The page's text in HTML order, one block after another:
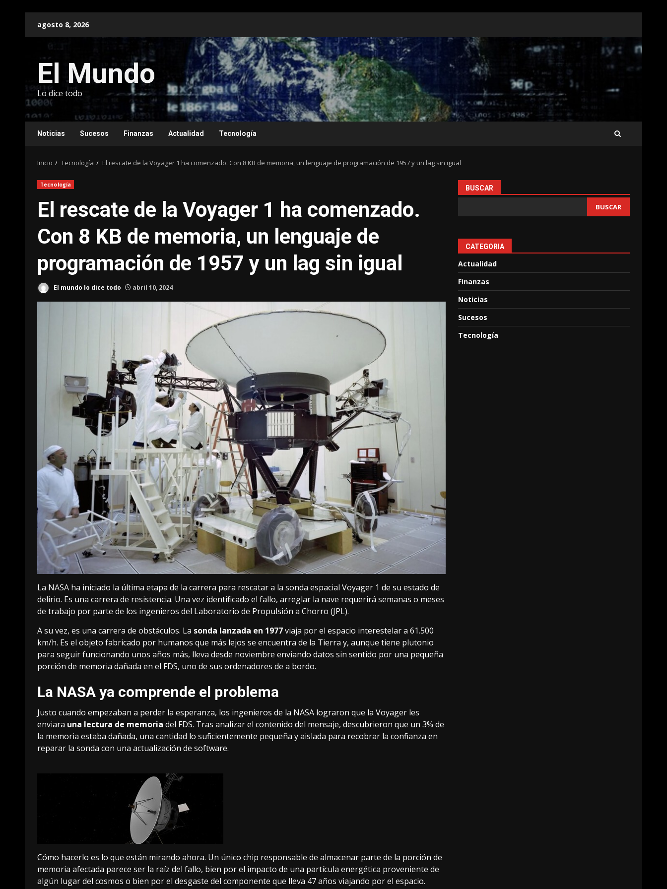
agosto 8, 2026
El Mundo
Lo dice todo
Noticias Sucesos Finanzas Actualidad Tecnología
Inicio Tecnología El rescate de la Voyager 1 ha comenzado. Con 8 KB de memoria, un lenguaje de programación de 1957 y un lag sin igual
Tecnología
El rescate de la Voyager 1 ha comenzado.
Con 8 KB de memoria, un lenguaje de
programación de 1957 y un lag sin igual
El mundo lo dice todo abril 10, 2024
La NASA ha iniciado la última etapa de la carrera para rescatar a la sonda espacial Voyager 1 de su estado de
delirio. Es una carrera de resistencia. Una vez identificado el fallo, arreglar la nave requerirá semanas o meses
de trabajo por parte de los ingenieros del Laboratorio de Propulsión a Chorro (JPL).
A su vez, es una carrera de obstáculos. La sonda lanzada en 1977viaja por el espacio interestelar a 61.500
km/h. Es el objeto fabricado por humanos que más lejos se encuentra de la Tierra y, aunque tiene plutonio
para seguir funcionando unos años más, lleva desde noviembre enviando datos sin sentido por una pequeña
porción de memoria dañada en el FDS, uno de sus ordenadores de a bordo.
La NASA ya comprende el problema
Justo cuando empezaban a perder la esperanza, los ingenieros de la NASA lograron que la Voyager les
enviara una lectura de memoria del FDS. Tras analizar el contenido del mensaje, descubrieron que un 3% de
la memoria estaba dañada, una cantidad lo suficientemente pequeña y aislada para recobrar la confianza en
reparar la sonda con una actualización de software.
Cómo hacerlo es lo que están mirando ahora. Un único chip responsable de almacenar parte de la porción de
memoria afectada parece ser la raíz del fallo, bien por el impacto de una partícula energética proveniente de
algún lugar del cosmos o bien por el desgaste del componente que lleva 47 años viajando por el espacio.
BUSCAR
BUSCAR
CATEGORIA
Actualidad
Finanzas
Noticias
Sucesos
Tecnología